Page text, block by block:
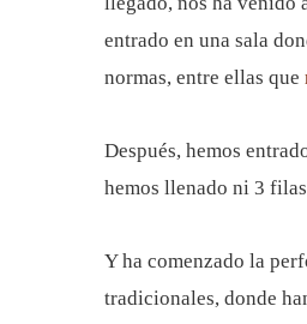
entrado en una sala
normas, entre ellas que
Después, hemos
hemos llenado ni 3
Y ha comenzado la
tradicionales, donde